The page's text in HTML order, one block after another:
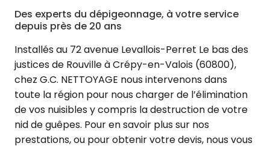
Des experts du dépigeonnage, à votre service
depuis près de 20 ans
Installés au 72 avenue Levallois-Perret Le bas des
justices de Rouville à Crépy-en-Valois (60800),
chez G.C. NETTOYAGE nous intervenons dans
toute la région pour nous charger de l’élimination
de vos nuisibles y compris la destruction de votre
nid de guêpes. Pour en savoir plus sur nos
prestations, ou pour obtenir votre devis, nous vous